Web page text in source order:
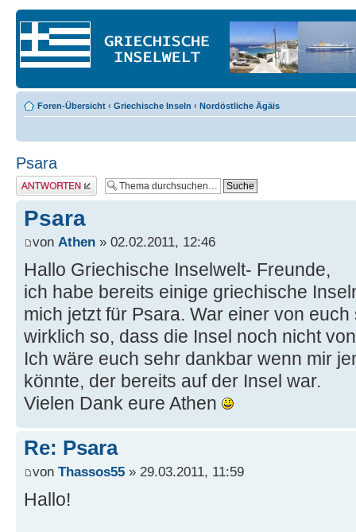
Foren-Übersicht ‹ Griechische Inseln ‹ Nordöstliche Ägäis
Psara
Antwort erstellen
Psara
von Athen » 02.02.2011, 12:46
Hallo Griechische Inselwelt- Freunde,
ich habe bereits einige griechische
mich jetzt für Psara. War einer von
wirklich so, dass die Insel noch nicht
Ich wäre euch sehr dankbar wenn mir
könnte, der bereits auf der Insel war.
Vielen Dank eure Athen
Re: Psara
von Thassos55 » 29.03.2011, 11:59
Hallo!